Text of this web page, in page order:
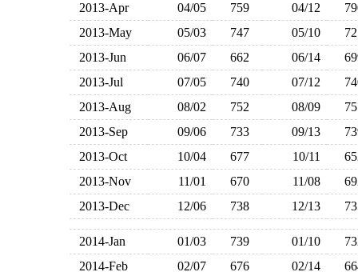
2013-Apr
04/05 759 04/12
2013-May
05/03 747 05/10
2013-Jun
06/07 662 06/14
2013-Jul
07/05 740 07/12
2013-Aug
08/02 752 08/09
2013-Sep
09/06 733 09/13
2013-Oct
10/04 677 10/11
2013-Nov
11/01 670 11/08
2013-Dec
12/06 738 12/13
2014-Jan 01/03 739 01/10
2014-Feb
02/07 676 02/14